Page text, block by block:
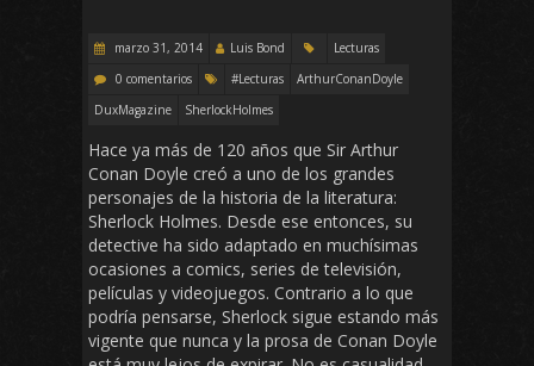
marzo 31, 2014 Luis Bond
Lecturas
0 comentarios
#Lecturas
ArthurConanDoyle
DuxMagazine
SherlockHolmes
Hace ya más de 120 años que Sir Arthur
Conan Doyle creó a uno de los grandes
personajes de la historia de la literatura:
Sherlock Holmes. Desde ese entonces, su
detective ha sido adaptado en muchísimas
ocasiones a comics, series de televisión,
películas y videojuegos. Contrario a lo que
podría pensarse, Sherlock sigue estando más
vigente que nunca y la prosa de Conan Doyle